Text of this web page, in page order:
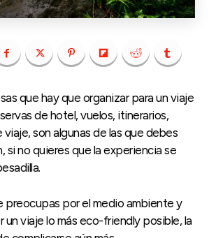
que hay que organizar para un viaje
de hotel, vuelos, itinerarios,
son algunas de las que debes
si no quieres que la experiencia se
preocupas por el medio ambiente y
un viaje lo más eco-friendly posible, la